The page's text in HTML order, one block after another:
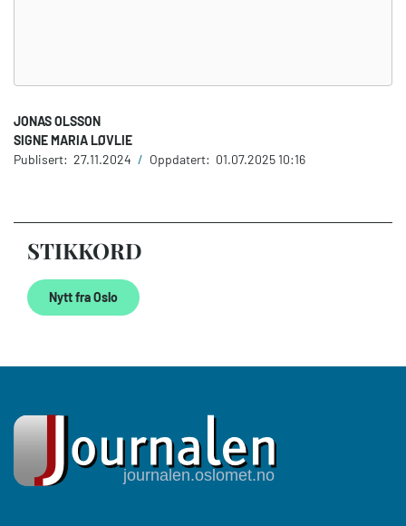
JONAS OLSSON
SIGNE MARIA LØVLIE
Publisert: 27.11.2024 / Oppdatert: 01.07.2025 10:16
STIKKORD
Nytt fra Oslo